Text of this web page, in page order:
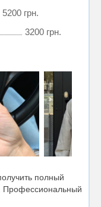
5200 грн.
3200 грн.
полный
Профессиональный